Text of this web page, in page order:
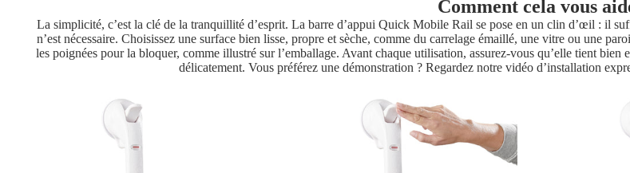
Comment cela vous
La simplicité, c’est la clé de la tranquillité d’esprit. La barre d’appui Quick Mobile Rail se pose en un clin d’œil : il
n’est nécessaire. Choisissez une surface bien lisse, propre et sèche, comme du carrelage émaillé, une vitre ou une
les poignées pour la bloquer, comme illustré sur l’emballage. Avant chaque utilisation, assurez-vous qu’elle tient
délicatement. Vous préférez une démonstration ? Regardez notre vidéo d’installation